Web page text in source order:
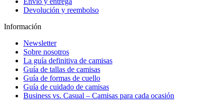
Devolución y reembolso
Información
Newsletter
Sobre nosotros
La guía definitiva de camisas
Guía de tallas de camisas
Guía de formas de cuello
Guía de cuidado de camisas
Business vs. Casual – Camisas para cada ocasión